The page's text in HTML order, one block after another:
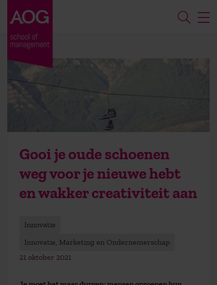
Gooi je oude schoenen
weg voor je nieuwe hebt
en wakker creativiteit aan
Innovatie
Innovatie, Marketing en Ondernemerschap
21 oktober 2021